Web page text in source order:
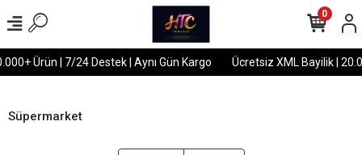
Ürün | 7/24 Destek | Aynı Gün Kargo Ücretsiz XML Bayilik |
0
Süpermarket